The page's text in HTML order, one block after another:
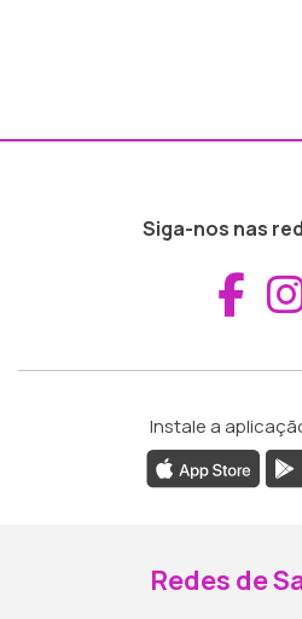
Siga-nos nas
Instale a
Redes de